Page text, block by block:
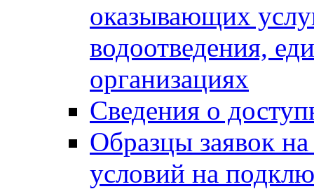
оказывающих
водоотведения,
организациях
Сведения о
Образцы заявок
условий на